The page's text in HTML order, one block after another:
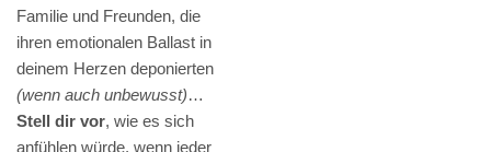
Familie und Freunden, die
ihren emotionalen Ballast in
deinem Herzen deponierten
(wenn auch unbewusst)…
Stell dir vor, wie es sich
anfühlen würde, wenn jeder